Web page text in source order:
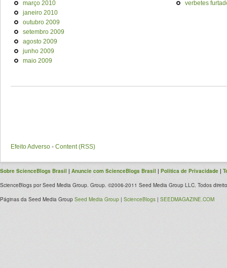
março 2010
janeiro 2010
outubro 2009
setembro 2009
agosto 2009
junho 2009
maio 2009
verbetes
Efeito Adverso - Content (RSS)
Sobre ScienceBlogs Brasil | Anuncie com ScienceBlogs Brasil | Política de Privacidade |
ScienceBlogs por Seed Media Group. Group. ©2006-2011 Seed Media Group LLC. Todos
Páginas da Seed Media Group Seed Media Group | ScienceBlogs | SEEDMAGAZINE.COM